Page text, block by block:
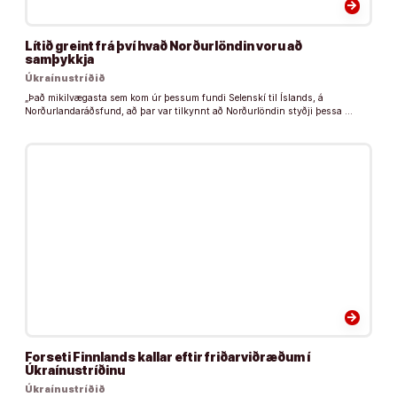
arrow_forward
Lítið greint frá því hvað Norðurlöndin voru að
samþykkja
Úkraínustríðið
„Það mikilvægasta sem kom úr þessum fundi Selenskí til Íslands, á
Norðurlandaráðsfund, að þar var tilkynnt að Norðurlöndin styðji þessa …
arrow_forward
Forseti Finnlands kallar eftir friðarviðræðum í
Úkraínustríðinu
Úkraínustríðið